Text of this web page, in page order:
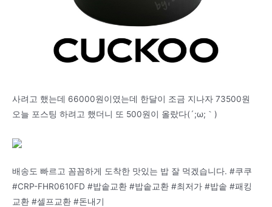
사려고 했는데 66000원이였는데 한달이 조금 지나자 73500원
오늘 포스팅 하려고 했더니 또 500원이 올랐다(´;ω;｀)
배송도 빠르고 꼼꼼하게 도착한 맛있는 밥 잘 먹겠습니다. #쿠쿠
#CRP-FHR0610FD #밥솥교환 #밥솥교환 #최저가 #밥솥 #패킹
교환 #셀프교환 #돈내기